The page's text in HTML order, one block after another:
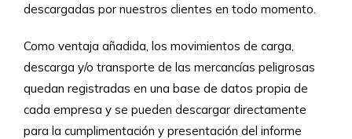
descargadas por nuestros clientes en todo momento.
Como ventaja añadida, los movimientos de carga,
descarga y/o transporte de las mercancías peligrosas
quedan registradas en una base de datos propia de
cada empresa y se pueden descargar directamente
para la cumplimentación y presentación del informe